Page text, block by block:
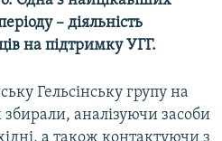
– діяльність
на підтримку УГГ.
Гельсінську групу на
аналізуючи засоби